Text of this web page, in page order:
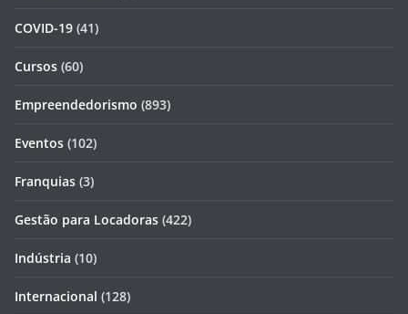
COVID-19 (41)
Cursos (60)
Empreendedorismo (893)
Eventos (102)
Franquias (3)
Gestão para Locadoras (422)
Indústria (10)
Internacional (128)